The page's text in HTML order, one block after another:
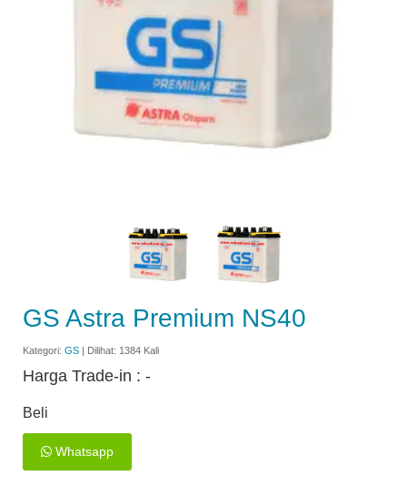
GS Astra Premium NS40
Kategori: GS | Dilihat: 1384 Kali
Harga Trade-in : -
Beli
Whatsapp